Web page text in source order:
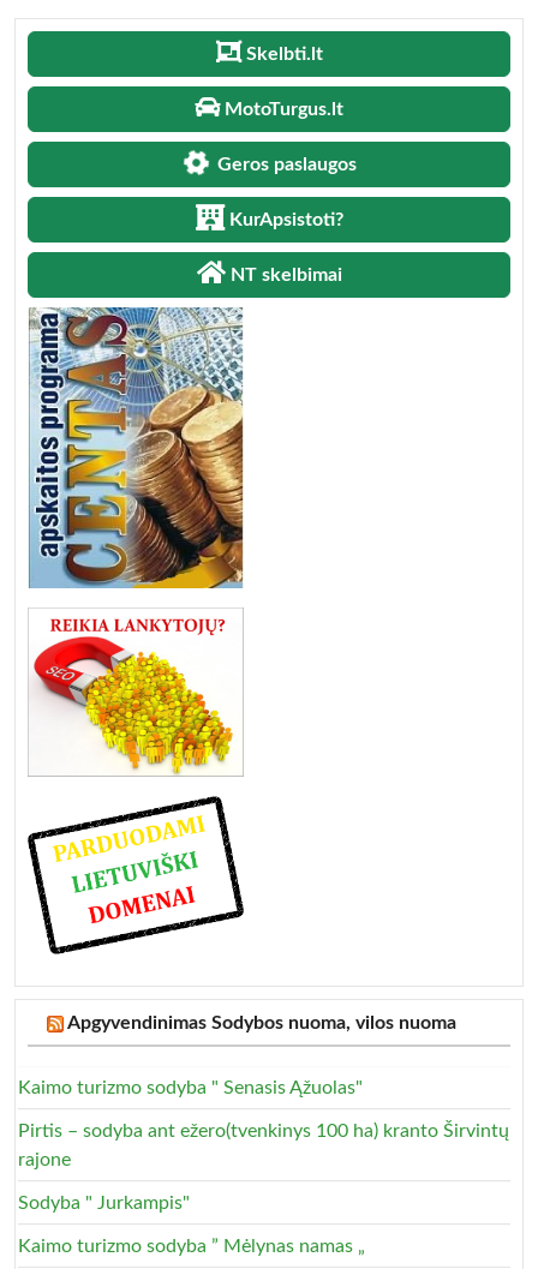
Skelbti.lt
MotoTurgus.lt
Geros paslaugos
KurApsistoti?
NT skelbimai
Apgyvendinimas Sodybos nuoma, vilos nuoma
Kaimo turizmo sodyba " Senasis Ąžuolas"
Pirtis – sodyba ant ežero(tvenkinys 100 ha) kranto Širvintų
rajone
Sodyba " Jurkampis"
Kaimo turizmo sodyba ” Mėlynas namas „